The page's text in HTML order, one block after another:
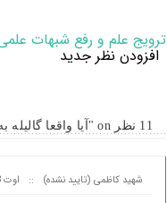
ترویج علم و رفع شبهات
افزودن نظر جدید
11 نظر on "آیا واقعا گالیله به گرد بودن زمین پی برد ؟"
شهید کاظمی (تایید نشده) :: اوت 18, 2018 at 10:40